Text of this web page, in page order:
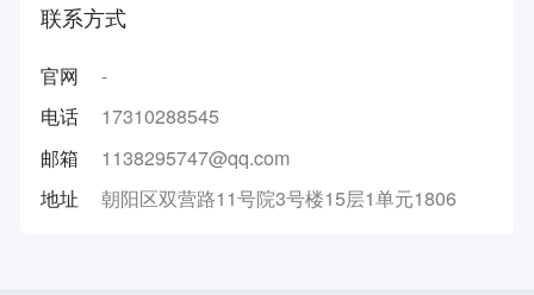
联系方式
官网
-
电话
17310288545
邮箱
1138295747@qq.com
地址
朝阳区双营路11号院3号楼15层1单元1806